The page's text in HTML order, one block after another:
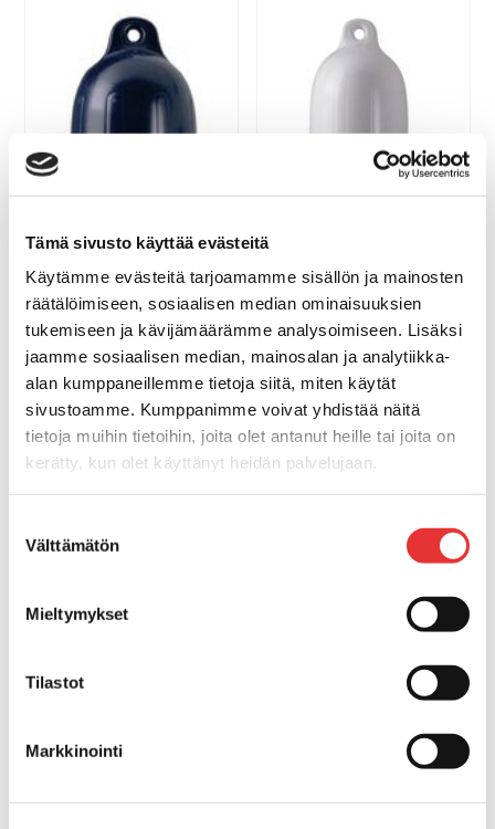
Tämä sivusto käyttää evästeitä
Käytämme evästeitä tarjoamamme sisällön ja mainosten
räätälöimiseen, sosiaalisen median ominaisuuksien
tukemiseen ja kävijämäärämme analysoimiseen. Lisäksi
jaamme sosiaalisen median, mainosalan ja analytiikka-
alan kumppaneillemme tietoja siitä, miten käytät
sivustoamme. Kumppanimme voivat yhdistää näitä
tietoja muihin tietoihin, joita olet antanut heille tai joita on
kerätty, kun olet käyttänyt heidän palvelujaan.
valinta
Välttämätön
Mieltymykset
Tilastot
Markkinointi
G5-LEPUUTTAJA, SININEN
G5-LEPUUTTAJA,
VALKOINEN
42,00 €
LEPUUTTAJA, HEAVY DUTY
83,00 €